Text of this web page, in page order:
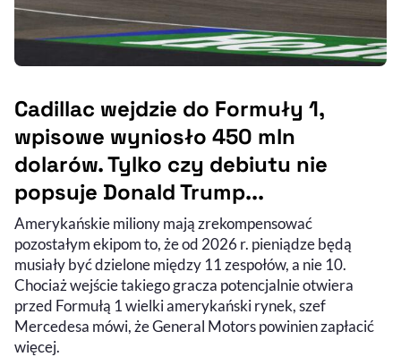
Cadillac wejdzie do Formuły 1,
wpisowe wyniosło 450 mln
dolarów. Tylko czy debiutu nie
popsuje Donald Trump...
Amerykańskie miliony mają zrekompensować
pozostałym ekipom to, że od 2026 r. pieniądze będą
musiały być dzielone między 11 zespołów, a nie 10.
Chociaż wejście takiego gracza potencjalnie otwiera
przed Formułą 1 wielki amerykański rynek, szef
Mercedesa mówi, że General Motors powinien zapłacić
więcej.